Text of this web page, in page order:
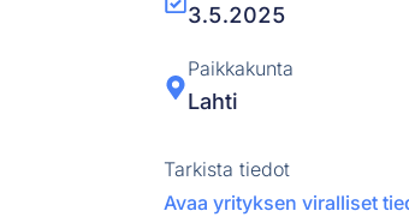
3.5.2025
Paikkakunta
Lahti
Tarkista tiedot
Avaa yrityksen viralliset